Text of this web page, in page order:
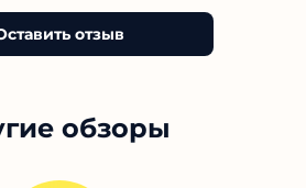
отзыв
обзоры